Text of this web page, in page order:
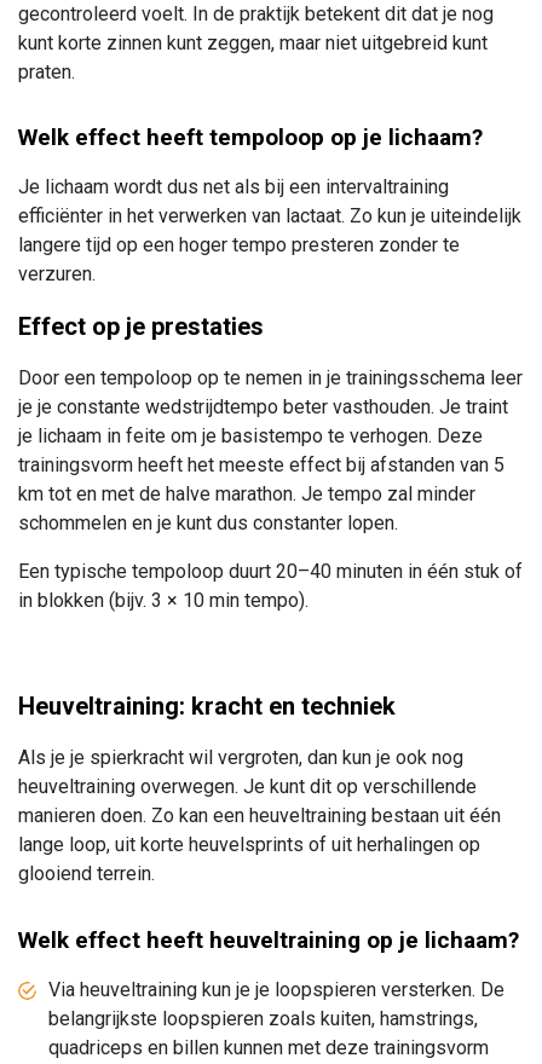
gecontroleerd voelt. In de praktijk betekent dit dat je nog
kunt korte zinnen kunt zeggen, maar niet uitgebreid kunt
praten.
Welk effect heeft tempoloop op je lichaam?
Je lichaam wordt dus net als bij een intervaltraining
efficiënter in het verwerken van lactaat. Zo kun je uiteindelijk
langere tijd op een hoger tempo presteren zonder te
verzuren.
Effect op je prestaties
Door een tempoloop op te nemen in je trainingsschema leer
je je constante wedstrijdtempo beter vasthouden. Je traint
je lichaam in feite om je basistempo te verhogen. Deze
trainingsvorm heeft het meeste effect bij afstanden van 5
km tot en met de halve marathon. Je tempo zal minder
schommelen en je kunt dus constanter lopen.
Een typische tempoloop duurt 20–40 minuten in één stuk of
in blokken (bijv. 3 × 10 min tempo).
Heuveltraining: kracht en techniek
Als je je spierkracht wil vergroten, dan kun je ook nog
heuveltraining overwegen. Je kunt dit op verschillende
manieren doen. Zo kan een heuveltraining bestaan uit één
lange loop, uit korte heuvelsprints of uit herhalingen op
glooiend terrein.
Welk effect heeft heuveltraining op je lichaam?
Via heuveltraining kun je je loopspieren versterken. De
belangrijkste loopspieren zoals kuiten, hamstrings,
quadriceps en billen kunnen met deze trainingsvorm